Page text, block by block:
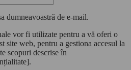
dumneavoastră de e-mail.
vor fi utilizate pentru a vă oferi o
site web, pentru a gestiona accesul la
scopuri descrise în